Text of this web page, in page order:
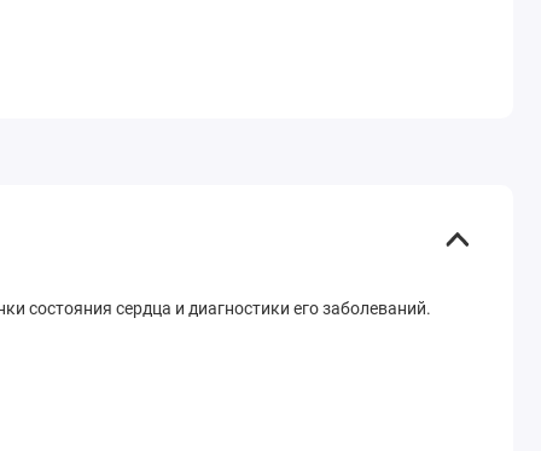
состояния сердца и диагностики его заболеваний.